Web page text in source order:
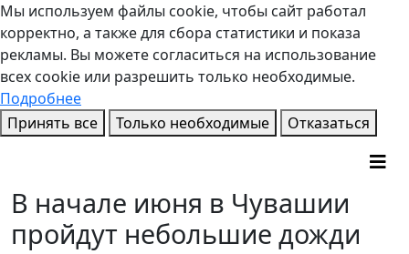
Мы используем файлы cookie, чтобы сайт работал
корректно, а также для сбора статистики и показа
рекламы. Вы можете согласиться на использование
всех cookie или разрешить только необходимые.
Подробнее
Принять все
Только необходимые Отказаться
В начале июня в Чувашии
пройдут небольшие дожди